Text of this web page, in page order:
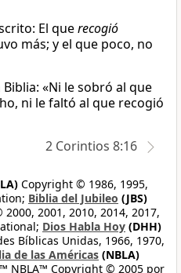
El querecogió
más; y el que poco, no
Biblia: «Ni le sobró al que
ni le faltó al que recogió
2 Corintios 8:16
Copyright © 1986, 1995,
Biblia del Jubileo (JBS)
2001, 2010, 2014, 2017,
Dios Habla Hoy (DHH)
Bíblicas Unidas, 1966, 1970,
de las Américas (NBLA)
NBLA™ Copyright © 2005 por